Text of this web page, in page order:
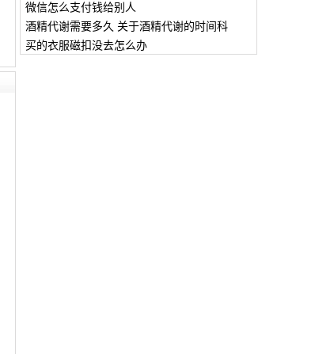
微信怎么支付钱给别人
酒精代谢需要多久 关于酒精代谢的时间科
买的衣服磁扣没去怎么办